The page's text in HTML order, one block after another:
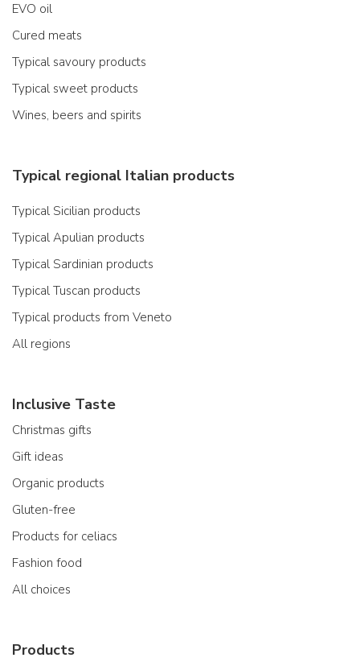
EVO oil
Cured meats
Typical savoury products
Typical sweet products
Wines, beers and spirits
Typical regional Italian products
Typical Sicilian products
Typical Apulian products
Typical Sardinian products
Typical Tuscan products
Typical products from Veneto
All regions
Inclusive Taste
Christmas gifts
Gift ideas
Organic products
Gluten-free
Products for celiacs
Fashion food
All choices
Products